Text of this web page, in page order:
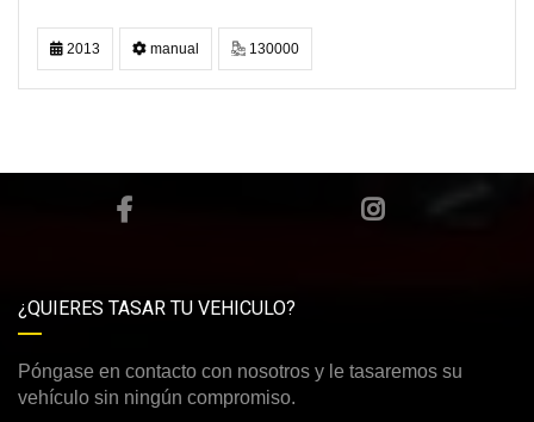
2013 manual 130000
¿QUIERES TASAR TU VEHICULO?
Póngase en contacto con nosotros y le tasaremos su
vehículo sin ningún compromiso.